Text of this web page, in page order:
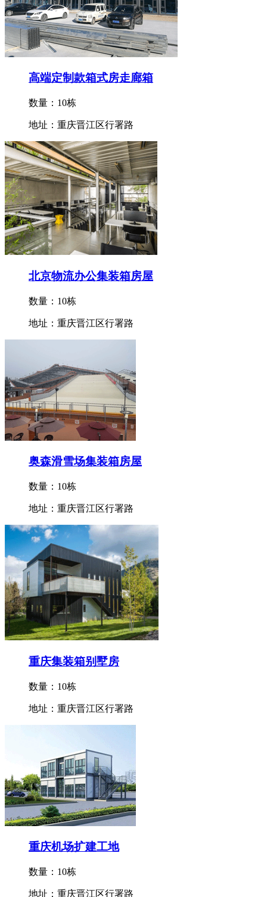
高端定制款箱式房走廊箱
数量：10栋
地址：重庆晋江区行署路
北京物流办公集装箱房屋
数量：10栋
地址：重庆晋江区行署路
奥森滑雪场集装箱房屋
数量：10栋
地址：重庆晋江区行署路
重庆集装箱别墅房
数量：10栋
地址：重庆晋江区行署路
重庆机场扩建工地
数量：10栋
地址：重庆晋江区行署路